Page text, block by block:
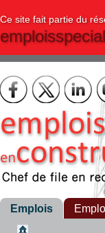
Ce site fait partie du
Emplois